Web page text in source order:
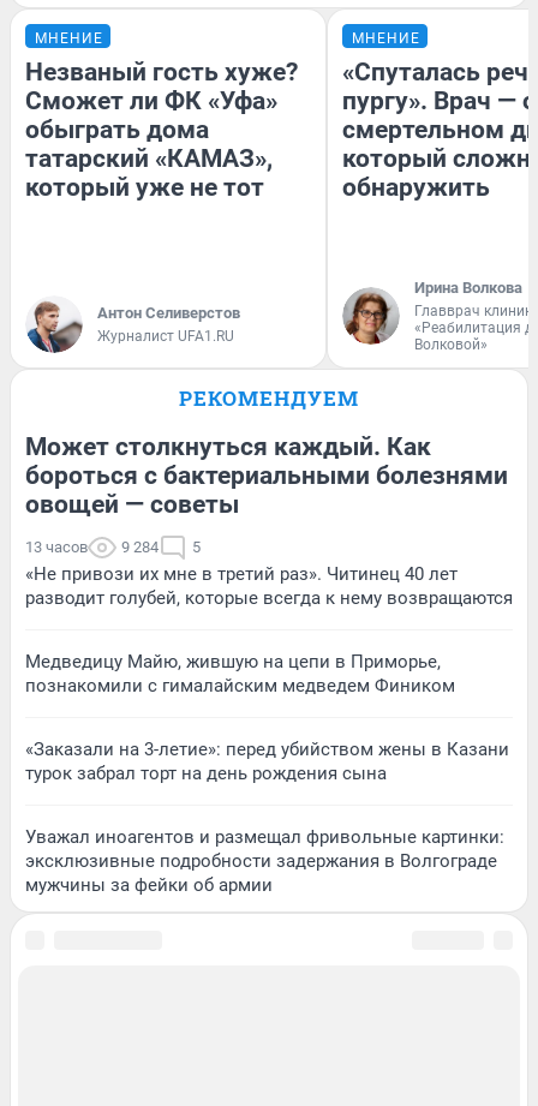
МНЕНИЕ
Незваный гость хуже?
Сможет ли ФК «Уфа»
обыграть дома
татарский «КАМАЗ»,
который уже не тот
Антон Селиверстов
Журналист UFA1.RU
МНЕНИЕ
«Спуталась
пургу». Врач — о
смертельном
который
обнаружить
Ирина Волкова
Главврач
«Реабилитация
Волковой»
РЕКОМЕНДУЕМ
Может столкнуться каждый. Как
бороться с бактериальными болезнями
овощей — советы
13 часов 9 284 5
«Не привози их мне в третий раз». Читинец 40 лет
разводит голубей, которые всегда к нему возвращаются
Медведицу Майю, жившую на цепи в Приморье,
познакомили с гималайским медведем Фиником
«Заказали на 3-летие»: перед убийством жены в Казани
турок забрал торт на день рождения сына
Уважал иноагентов и размещал фривольные картинки:
эксклюзивные подробности задержания в Волгограде
мужчины за фейки об армии